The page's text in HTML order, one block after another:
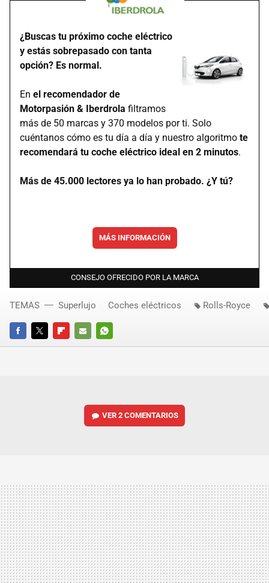
¿Buscas tu próximo coche eléctrico
y estás sobrepasado con tanta
opción? Es normal.
En el recomendador de
Motorpasión & Iberdrola filtramos
más de 50 marcas y 370 modelos por ti. Solo
cuéntanos cómo es tu día a día y nuestro algoritmo te
recomendará tu coche eléctrico ideal en 2 minutos.
Más de 45.000 lectores ya lo han probado. ¿Y tú?
MÁS INFORMACIÓN
CONSEJO OFRECIDO POR LA MARCA
FACEBOOKTWITTERFLIPBOARD
E-
WHATSAPP
TEMAS Superlujo Coches eléctricos Rolls-Royce
VER2 COMENTARIOS